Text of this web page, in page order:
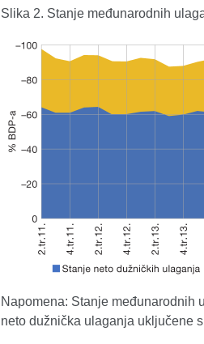
Slika 2. Stanje međunarodnih
Napomena: Stanje međunarodnih
neto dužnička ulaganja uključene